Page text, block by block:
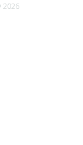
2026